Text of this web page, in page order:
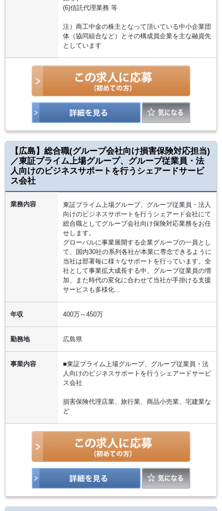
(6)信託代理業務 等
注）商工中金の株主となって頂いている中小企業団
体（協同組合など）とその構成員企業を主な融資先
としています
【広島】総合職(グループ会社向け損害保険対応担当)
／東証プライム上場グループ、グループ従業員・法
人向けのビジネスサポートを行うシェアードサービ
ス会社
業務内容
東証プライム上場グループ、グループ従業員・法人
向けのビジネスサポートを行うシェアード会社にて
総合職としてグループ会社向け保険対応業務をお任
せします。
グローバルに事業展開する企業グループの一員とし
て、国内30社の系列各社が本業に専念できるように
当社は部署毎に様々なサポートを行っています。全
社として事業拡大成長する中、グループ従業員の増
加、また時代の変化に合わせて当社が手掛ける支援
サービスも多様化…
年収 400万～450万
勤務地 広島県
事業内容
■東証プライム上場グループ、グループ従業員・法
人向けのビジネスサポートを行うシェアードサービ
ス会社
損害保険代理店業、旅行業、商品小売業、宅建業な
ど